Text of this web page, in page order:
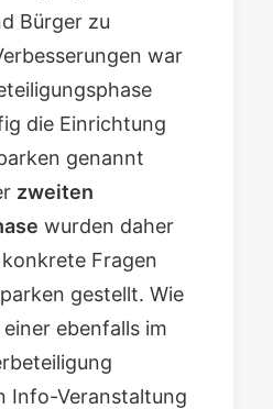
Bürger zu
war
die Einrichtung
genannt
zweiten
wurden daher
Fragen
gestellt. Wie
ebenfalls im
Info-Veranstaltung